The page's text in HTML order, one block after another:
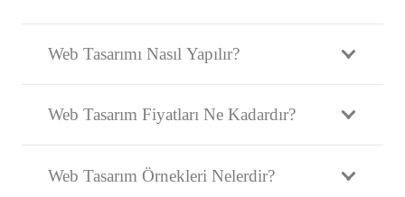
Web Tasarımı Nasıl Yapılır?
Web Tasarım Fiyatları Ne Kadardır?
Web Tasarım Örnekleri Nelerdir?